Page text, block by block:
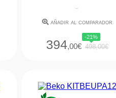
-
añadir al comparador
394,00€
-21%
498,00€